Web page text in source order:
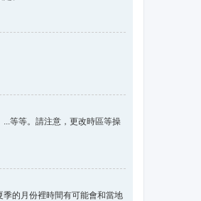
等等。請注意，更改時區等操
的月份裡時間有可能會和當地